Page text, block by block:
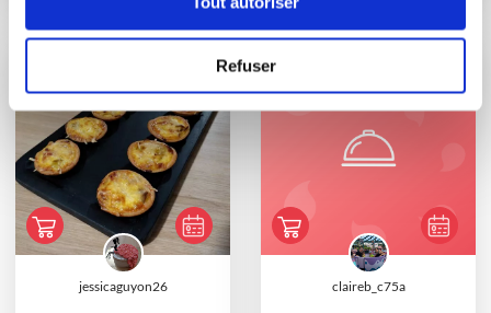
Refuser
jessicaguyon26 claireb_c75a